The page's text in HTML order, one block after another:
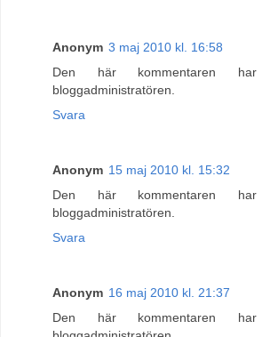
Anonym 3 maj 2010 kl. 16:58
Den här kommentaren
bloggadministratören.
Svara
Anonym 15 maj 2010 kl. 15:32
Den här kommentaren
bloggadministratören.
Svara
Anonym 16 maj 2010 kl. 21:37
Den här kommentaren